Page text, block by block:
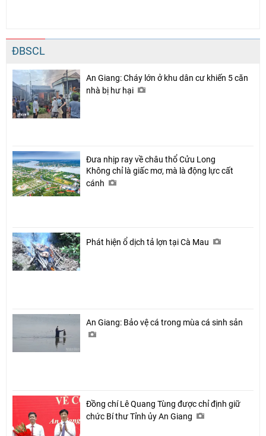
ĐBSCL
An Giang: Cháy lớn ở khu dân cư khiến 5 căn
nhà bị hư hại
Đưa nhịp ray về châu thổ Cửu Long
Không chỉ là giấc mơ, mà là động lực cất
cánh
Phát hiện ổ dịch tả lợn tại Cà Mau
An Giang: Bảo vệ cá trong mùa cá sinh sản
Đồng chí Lê Quang Tùng được chỉ định giữ
chức Bí thư Tỉnh ủy An Giang